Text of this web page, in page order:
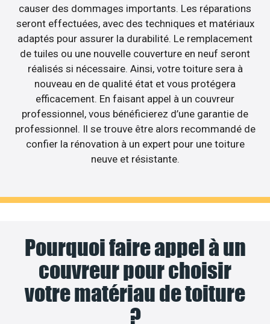
causer des dommages importants. Les réparations
seront effectuées, avec des techniques et matériaux
adaptés pour assurer la durabilité. Le remplacement
de tuiles ou une nouvelle couverture en neuf seront
réalisés si nécessaire. Ainsi, votre toiture sera à
nouveau en de qualité état et vous protégera
efficacement. En faisant appel à un couvreur
professionnel, vous bénéficierez d’une garantie de
professionnel. Il se trouve être alors recommandé de
confier la rénovation à un expert pour une toiture
neuve et résistante.
Pourquoi faire appel à un
couvreur pour choisir
votre matériau de toiture
?